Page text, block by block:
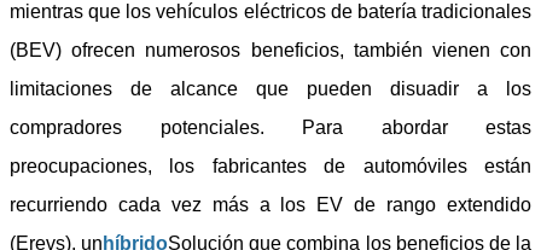
mientras que los vehículos eléctricos de batería tradicionales
(BEV) ofrecen numerosos beneficios, también vienen con
limitaciones de alcance que pueden disuadir a los
compradores potenciales. Para abordar estas
preocupaciones, los fabricantes de automóviles están
recurriendo cada vez más a los EV de rango extendido
(Erevs), un híbridoSolución que combina los beneficios de la